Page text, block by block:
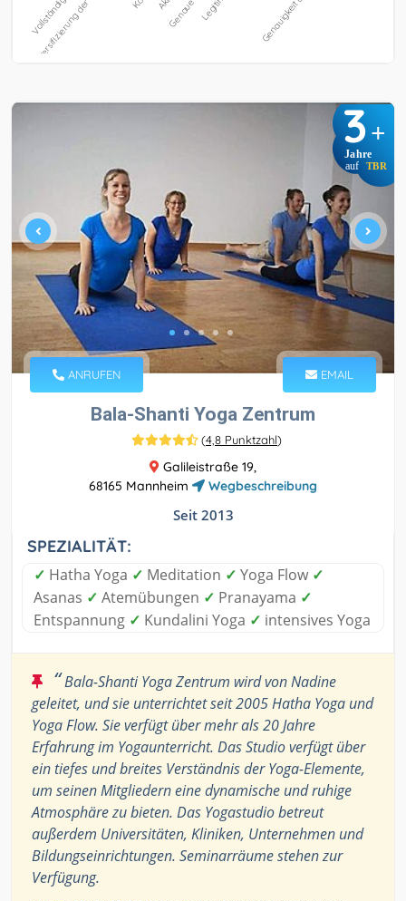
3+
Jahre
auf TBR
ANRUFEN EMAIL
Bala-Shanti Yoga Zentrum
(4,8 Punktzahl)
Galileistraße 19,
68165 Mannheim
Wegbeschreibung
Seit 2013
SPEZIALITÄT:
✓ Hatha Yoga ✓ Meditation ✓ Yoga Flow ✓
Asanas ✓ Atemübungen ✓ Pranayama ✓
Entspannung ✓ Kundalini Yoga ✓ intensives Yoga
“Bala-Shanti Yoga Zentrum wird von Nadine
geleitet, und sie unterrichtet seit 2005 Hatha Yoga und
Yoga Flow. Sie verfügt über mehr als 20 Jahre
Erfahrung im Yogaunterricht. Das Studio verfügt über
ein tiefes und breites Verständnis der Yoga-Elemente,
um seinen Mitgliedern eine dynamische und ruhige
Atmosphäre zu bieten. Das Yogastudio betreut
außerdem Universitäten, Kliniken, Unternehmen und
Bildungseinrichtungen. Seminarräume stehen zur
Verfügung.